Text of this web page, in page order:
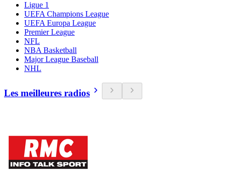
Ligue 1
UEFA Champions League
UEFA Europa League
Premier League
NFL
NBA Basketball
Major League Baseball
NHL
Les meilleures radios